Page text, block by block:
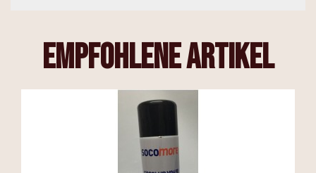
empfohlene Artikel